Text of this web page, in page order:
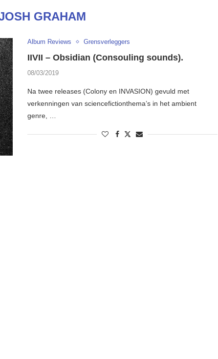
GRAHAM
Album Reviews Grensverleggers
IIVII – Obsidian (Consouling sounds).
08/03/2019
Na twee releases (Colony en INVASION) gevuld met
verkenningen van sciencefictionthema’s in het ambient
genre, …